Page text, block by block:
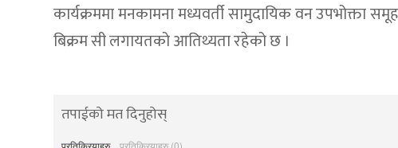
कार्यक्रममा मनकामना मध्यवर्ती सामुदायिक वन उपभोक्ता
बिक्रम सी लगायतको आतिथ्यता रहेको छ ।
तपाईको मत दिनुहोस्